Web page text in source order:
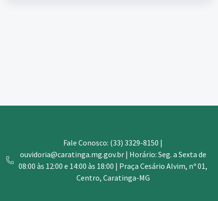
Fale Conosco: (33) 3329-8150 |
ouvidoria@caratinga.mg.gov.br | Horário: Seg. a Sexta de
08:00 às 12:00 e 14:00 às 18:00 | Praça Cesário Alvim, nº 01,
Centro, Caratinga-MG